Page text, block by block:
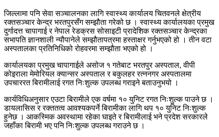
जिल्लामा पनि सेवा सञ्चालनका लागि स्वास्थ्य कार्यालय चितवनले क्षेत्रीय
रक्तसञ्चार केन्द्र भरतपुरसँग सम्झौता गरेको छ । स्वास्थ्य कार्यालयका प्रमुख
दुर्गादत्त चापागाई र नेपाल रेडक्रस सोसाइटी प्रादेशिक रक्तसञ्चार केन्द्रका
सभापति ज्ञानशाली न्यौपानेले सम्झौतापत्रमा हस्ताक्षर गर्नुभएको हो । तीन वटा
अस्पतालका प्रतिनिधिको रोहवरमा सम्झौता भएको हो ।
कार्यालयका प्रमुख चापागाईले असोज १ गतेबाट भरतपुर अस्पताल, वीपी
कोइराला मेमोरियल क्यान्सर अस्पताल र बकुलहर रत्ननगर अस्पतालमा
उपचाररत बिरामीलाई रगत निःशुल्क उपलब्ध गराइने बताउनुभयो ।
कार्यविधिअनुसार एउटा बिरामीले एक वर्षमा १० युनिट रगत निःशुल्क पाउने छ ।
डायलासिस र रक्ततत्व आवश्यकपर्ने बिरामीका लागि थप १० युनिट निःशुल्क
हुनेछ । आकस्मिक अवस्थामा रहेका घाइते र बिरामीलाई भने प्रदेश सरकारले
जहाँका बिरामी भए पनि निःशुल्क उपलब्ध गराउने छ ।